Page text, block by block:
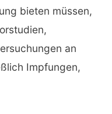
bieten müssen,
an
Impfungen,